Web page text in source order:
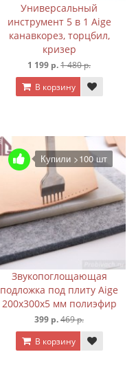
Универсальный
инструмент 5 в 1 Aige
канавкорез, торцбил,
кризер
1 199 р.1 480 р.
В корзину
Купили >100 шт
Звукопоглощающая
подложка под плиту Aige
200х300х5 мм полиэфир
399 р.469 р.
В корзину